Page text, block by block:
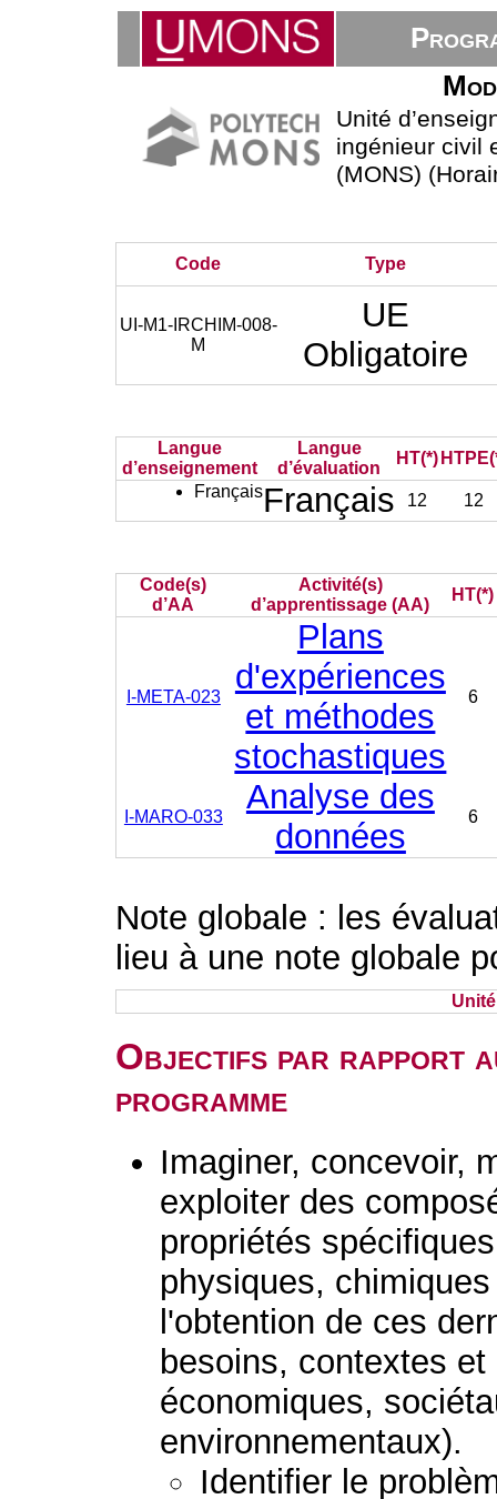
Unité
ingénieur civil
(MONS)
Code Type
UI-M1-IRCHIM-008-
M
UE
Obligatoire
Langue
d’enseignement
Langue
d’évaluation
HT(*)
FrançaisFrançais 12 12
Code(s)
d’AA
Activité(s)
d’apprentissage (AA)
HT(*)
I-META-023
Plans
d'expériences
et méthodes
stochastiques
6
I-MARO-033
Analyse des
données
6
Note globale : les
lieu à une note globale
Objectifs par rapport
programme
Imaginer, concevoir,
exploiter des
propriétés
physiques,
l'obtention de ces
besoins, contextes
économiques,
environnementaux).
Identifier le